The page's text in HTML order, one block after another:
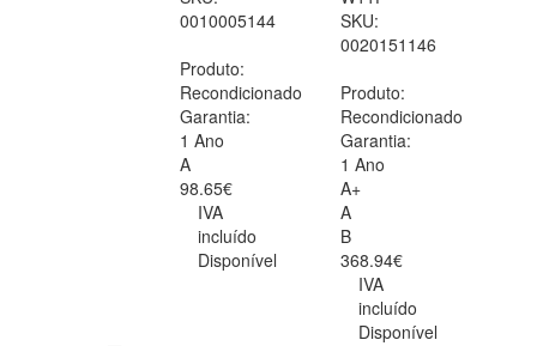
0010005144
Produto:
Recondicionado
Garantia:
1 Ano
A
98.65€
IVA
incluído
Disponível
SKU:
0020151146
Produto:
Recondicionado
Garantia:
1 Ano
A+
A
B
368.94€
IVA
incluído
Disponível